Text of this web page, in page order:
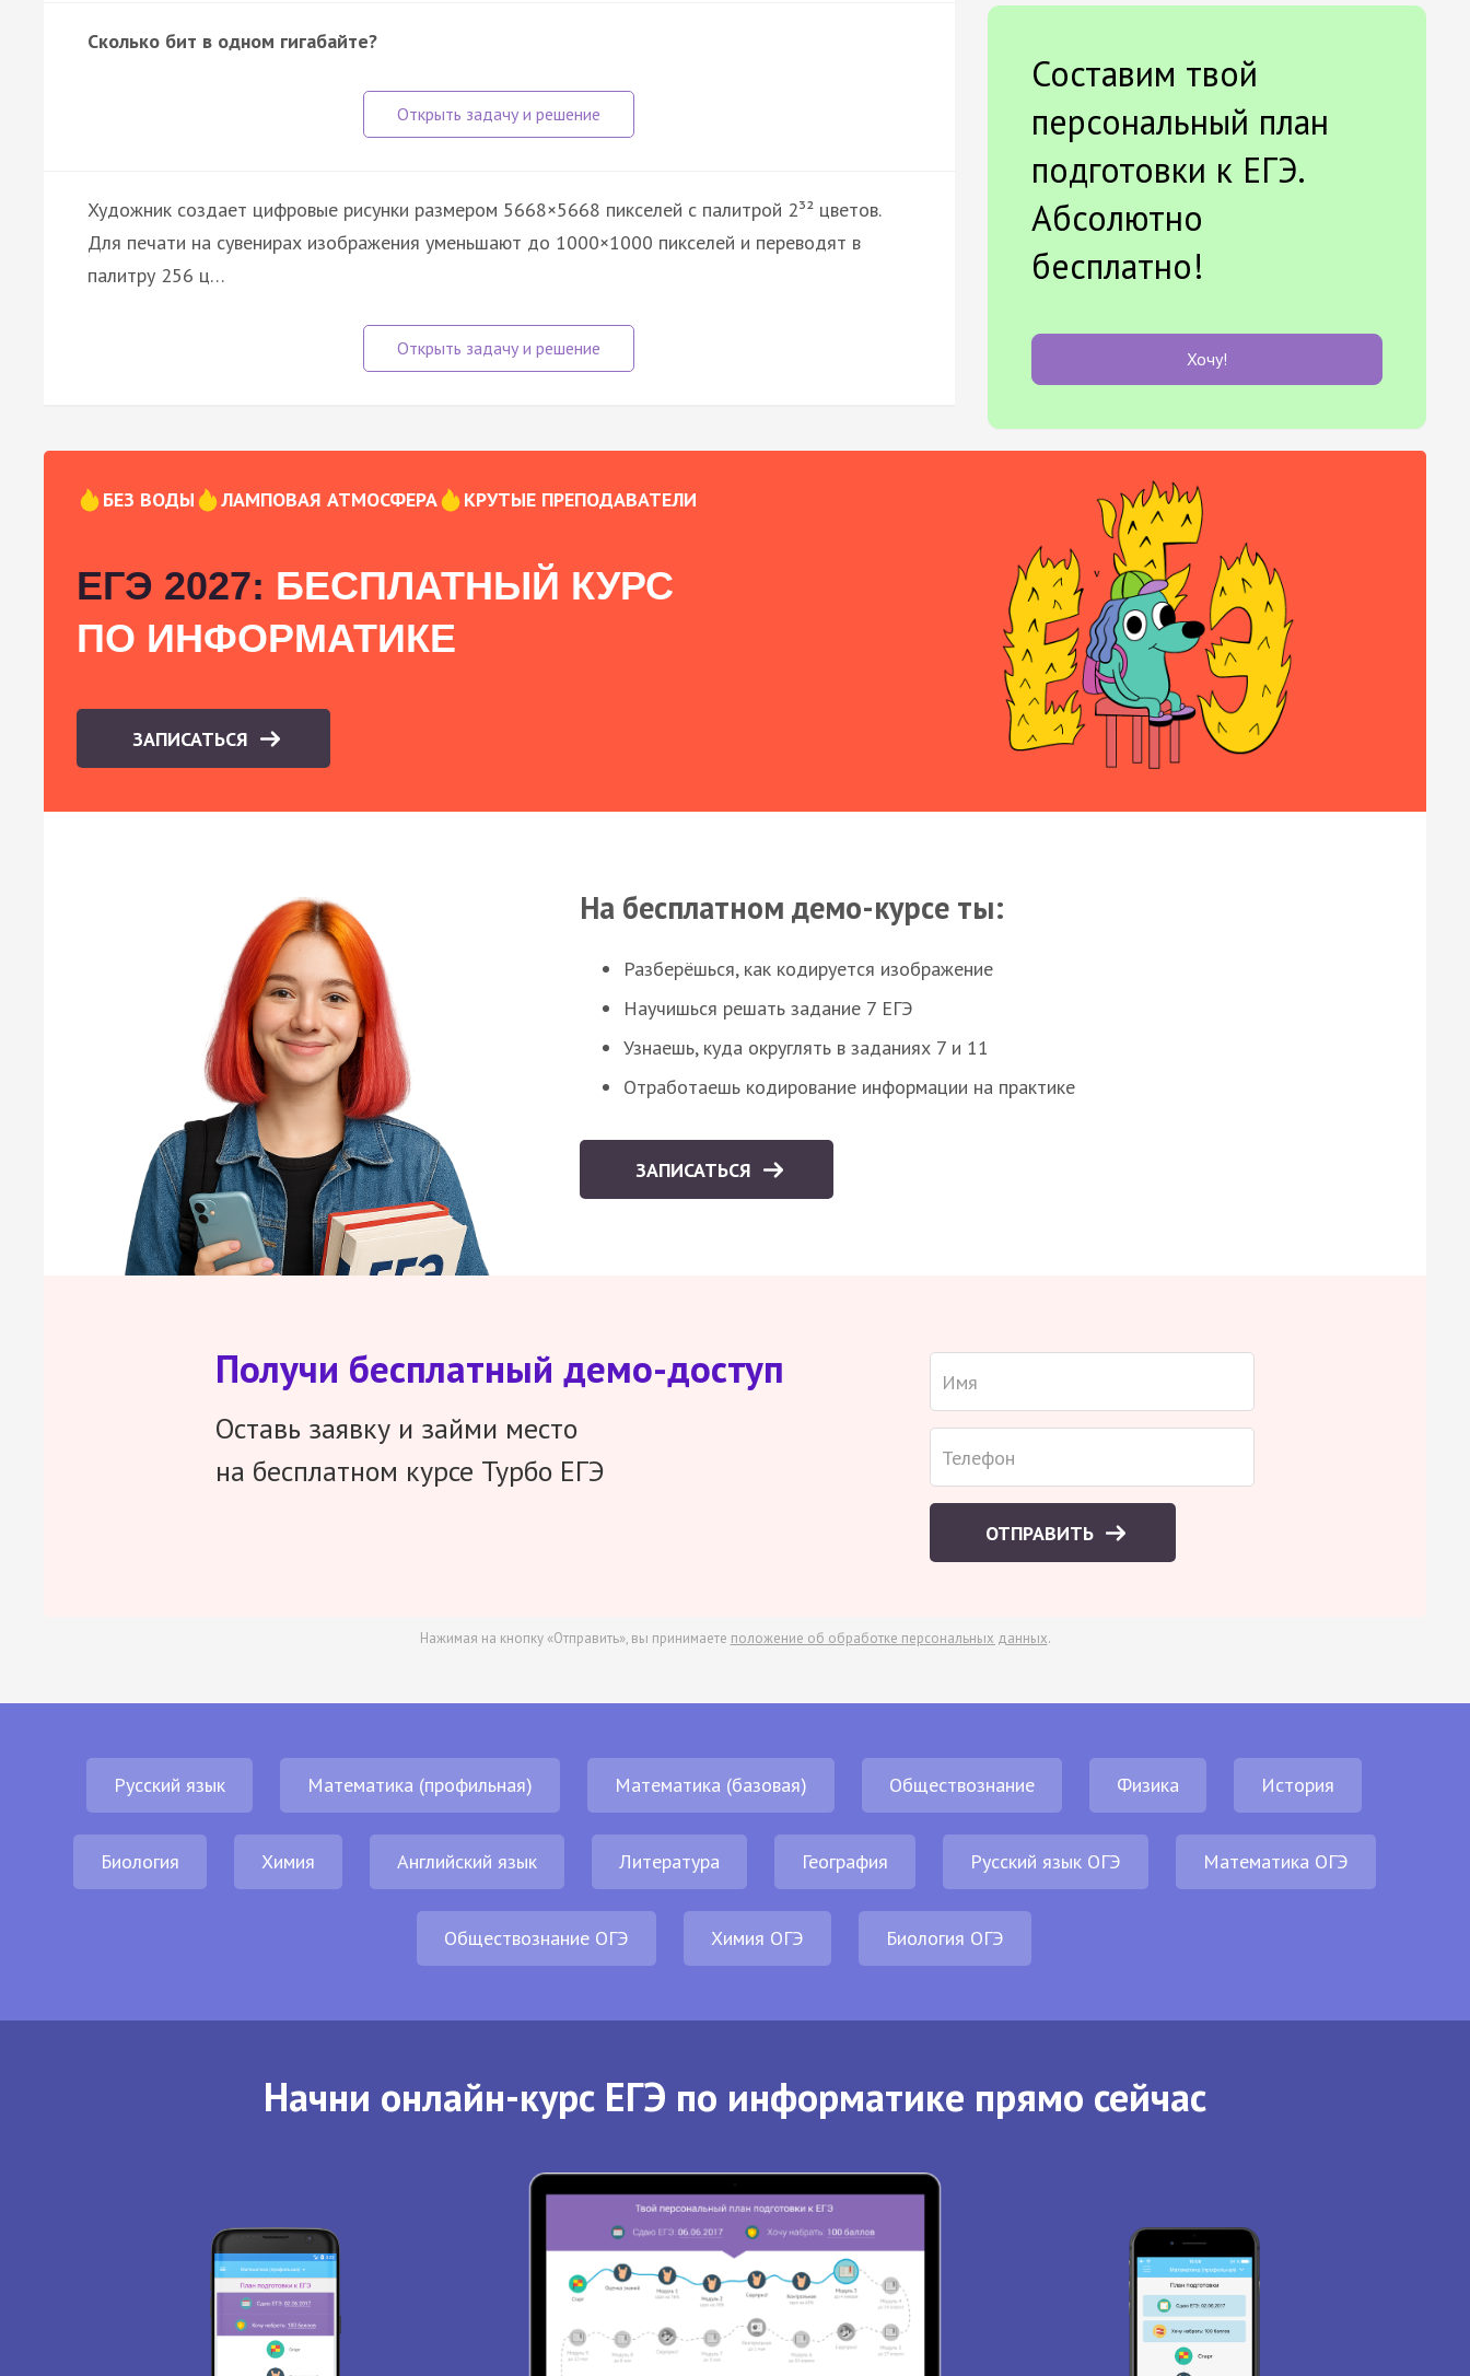
Сколько бит в одном гигабайте?
Художник создает цифровые рисунки размером 5668×5668 пикселей с палитрой 2³² цветов.
Для печати на сувенирах изображения уменьшают до 1000×1000 пикселей и переводят в
палитру 256 ц…
Составим твой
персональный план
подготовки к ЕГЭ.
Абсолютно
бесплатно!
Хочу!
БЕЗ ВОДЫ ЛАМПОВАЯ АТМОСФЕРА КРУТЫЕ ПРЕПОДАВАТЕЛИ
ЕГЭ 2027: БЕСПЛАТНЫЙ КУРС
ПО ИНФОРМАТИКЕ
ЗАПИСАТЬСЯ
На бесплатном демо-курсе ты:
Разберёшься, как кодируется изображение
Научишься решать задание 7 ЕГЭ
Узнаешь, куда округлять в заданиях 7 и 11
Отработаешь кодирование информации на практике
ЗАПИСАТЬСЯ
Получи бесплатный демо-доступ
Оставь заявку и займи место
на бесплатном курсе Турбо ЕГЭ
ОТПРАВИТЬ
Нажимая на кнопку «Отправить», вы принимаете положение об обработке персональных данных.
Русский язык Математика (профильная) Математика (базовая) Обществознание Физика История
Биология Химия Английский язык Литература География Русский язык ОГЭ Математика ОГЭ
Обществознание ОГЭ Химия ОГЭ Биология ОГЭ
Начни онлайн-курс ЕГЭ по информатике прямо сейчас